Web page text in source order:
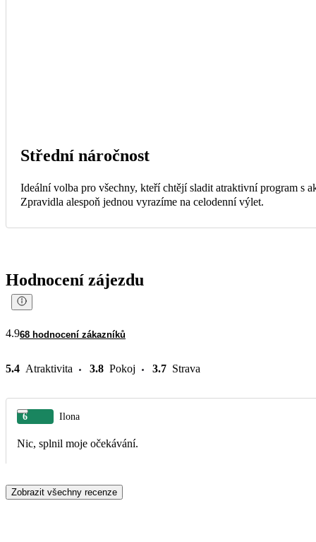
Střední náročnost
Ideální volba pro všechny, kteří chtějí sladit atraktivní program s
Zpravidla alespoň jednou vyrazíme na celodenní výlet.
Hodnocení zájezdu
4.968 hodnocení zákazníků
5.4 Atraktivita 3.8 Pokoj 3.7 Strava
6 Ilona
Nic, splnil moje očekávání.
Zobrazit všechny recenze